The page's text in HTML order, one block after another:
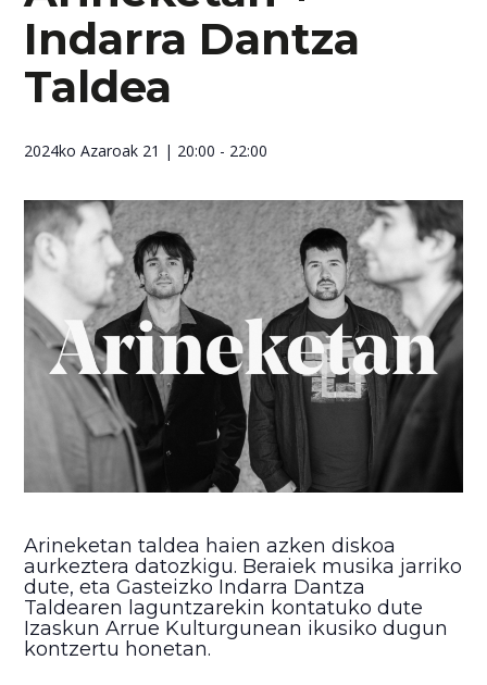
Indarra Dantza
Taldea
2024ko Azaroak 21 | 20:00 - 22:00
Arineketan taldea haien azken diskoa
aurkeztera datozkigu. Beraiek musika jarriko
dute, eta Gasteizko Indarra Dantza
Taldearen laguntzarekin kontatuko dute
Izaskun Arrue Kulturgunean ikusiko dugun
kontzertu honetan.